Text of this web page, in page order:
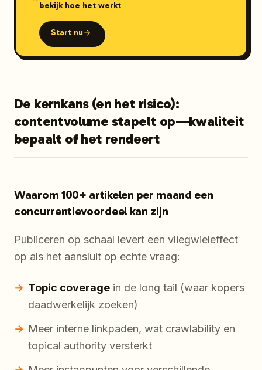
bekijk hoe het werkt
Start nu
De kernkans (en het risico):
contentvolume stapelt op—kwaliteit
bepaalt of het rendeert
Waarom 100+ artikelen per maand een
concurrentievoordeel kan zijn
Publiceren op schaal levert een vliegwieleffect
op als het aansluit op echte vraag:
Topic coverage in de long tail (waar kopers
daadwerkelijk zoeken)
Meer interne linkpaden, wat crawlability en
topical authority versterkt